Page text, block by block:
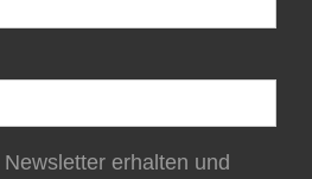
erhalten und